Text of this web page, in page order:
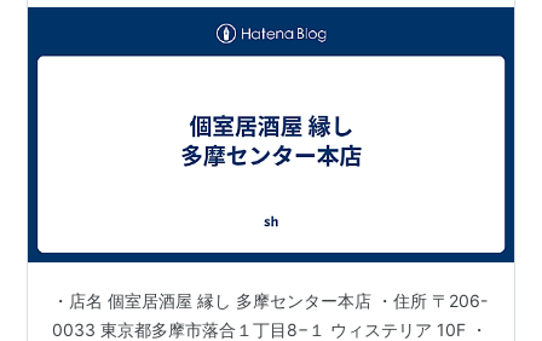
・店名 個室居酒屋 縁し 多摩センター本店 ・住所 〒206-
0033 東京都多摩市落合１丁目8−１ ウィステリア 10F ・